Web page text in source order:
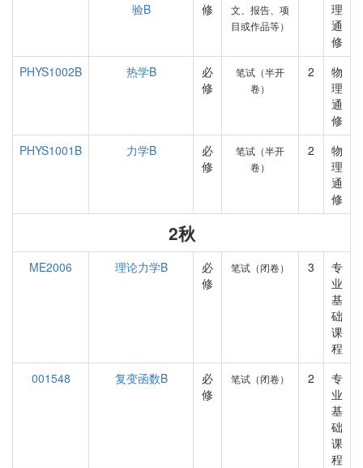
验B
修
文、报告、项
目或作品等）
理
通
修
PHYS1002B
热学B
必
修
笔试（半开
卷）
2
物
理
通
修
PHYS1001B
力学B
必
修
笔试（半开
卷）
2
物
理
通
修
2秋
ME2006 理论力学B
必
修
笔试（闭卷） 3
专
业
基
础
课
程
001548
复变函数B
必
修
笔试（闭卷） 2
专
业
基
础
课
程